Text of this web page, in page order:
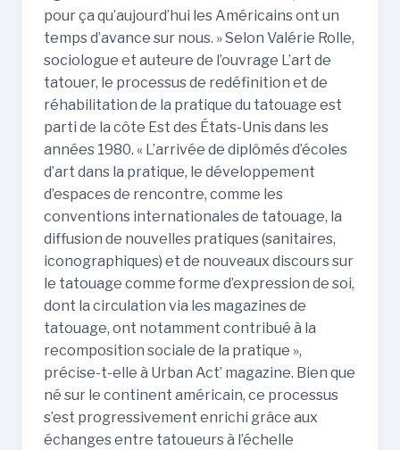
pour ça qu’aujourd’hui les Américains ont un
temps d’avance sur nous. » Selon Valérie Rolle,
sociologue et auteure de l’ouvrage L’art de
tatouer, le processus de redéfinition et de
réhabilitation de la pratique du tatouage est
parti de la côte Est des États-Unis dans les
années 1980. « L’arrivée de diplômés d’écoles
d’art dans la pratique, le développement
d’espaces de rencontre, comme les
conventions internationales de tatouage, la
diffusion de nouvelles pratiques (sanitaires,
iconographiques) et de nouveaux discours sur
le tatouage comme forme d’expression de soi,
dont la circulation via les magazines de
tatouage, ont notamment contribué à la
recomposition sociale de la pratique »,
précise-t-elle à Urban Act’ magazine. Bien que
né sur le continent américain, ce processus
s’est progressivement enrichi grâce aux
échanges entre tatoueurs à l’échelle